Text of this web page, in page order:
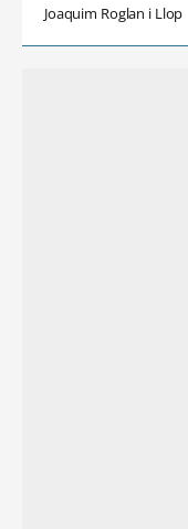
Joaquim Roglan i Llop